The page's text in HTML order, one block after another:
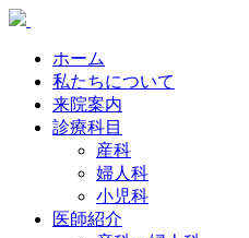
ホーム
私たちについて
来院案内
診療科目
産科
婦人科
小児科
医師紹介